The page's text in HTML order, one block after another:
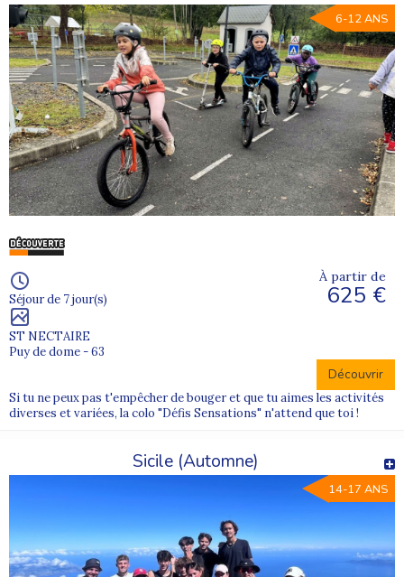
6-12 ANS
Séjour de 7 jour(s)
ST NECTAIRE
Puy de dome - 63
À partir de
625 €
Découvrir
Si tu ne peux pas t'empêcher de bouger et que tu aimes les activités
diverses et variées, la colo "Défis Sensations" n'attend que toi !
Sicile (Automne)
14-17 ANS